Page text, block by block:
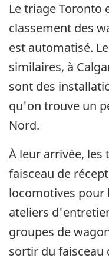
Le triage Toronto
classement des
est automatisé.
similaires, à
sont des
qu'on trouve un
Nord.
À leur arrivée, les
faisceau de
locomotives pour
ateliers
groupes de
sortir du faisceau